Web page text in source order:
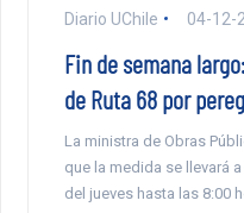
Diario UChile 04-12-
Fin de semana
de Ruta 68 por
La ministra de Obras
que la medida se llevará
del jueves hasta las 8:00